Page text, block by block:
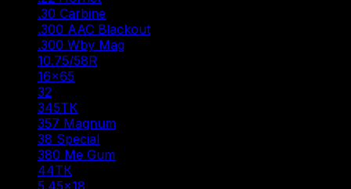
.30 Carbine
.300 AAC Blackout
.300 Wby Mag
10.75/58R
16×65
32
345ТК
357 Magnum
38 Special
380 Me Gum
44ТК
5.45×18